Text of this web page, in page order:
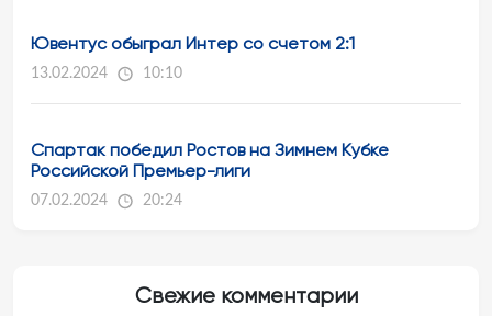
Ювентус обыграл Интер со счетом 2:1
13.02.2024 10:10
Спартак победил Ростов на Зимнем Кубке
Российской Премьер-лиги
07.02.2024 20:24
Свежие комментарии